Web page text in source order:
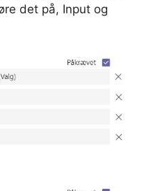
det på, Input og